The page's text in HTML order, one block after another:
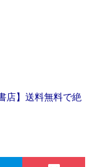
店】送料無料で絶